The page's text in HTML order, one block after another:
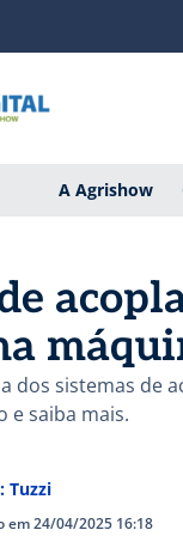
A Agrishow
dos sistemas de
e saiba mais.
Tuzzi
em 24/04/2025 16:18